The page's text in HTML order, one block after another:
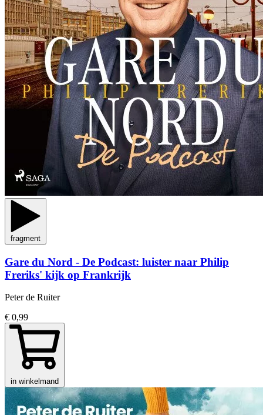
fragment
Gare du Nord - De Podcast: luister naar Philip
Freriks' kijk op Frankrijk
Peter de Ruiter
€ 0,99
in winkelmand